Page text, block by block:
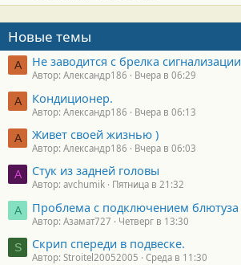
Новые темы
А Не заводится с брелка сигнализации
Автор: Александр186 Вчера в 06:29
А Кондиционер.
Автор: Александр186 Вчера в 06:13
А Живет своей жизнью )
Автор: Александр186 Вчера в 06:03
A Стук из задней головы
Автор: avchumik Пятница в 21:32
А Проблема с подключением блютуза
Автор: Азамат727 Четверг в 13:30
S Скрип спереди в подвеске.
Автор: Stroitel20052005 Среда в 11:30